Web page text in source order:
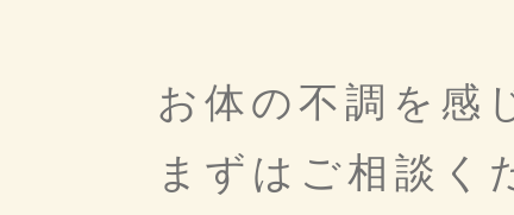
お体の不調を感
まずはご相談く